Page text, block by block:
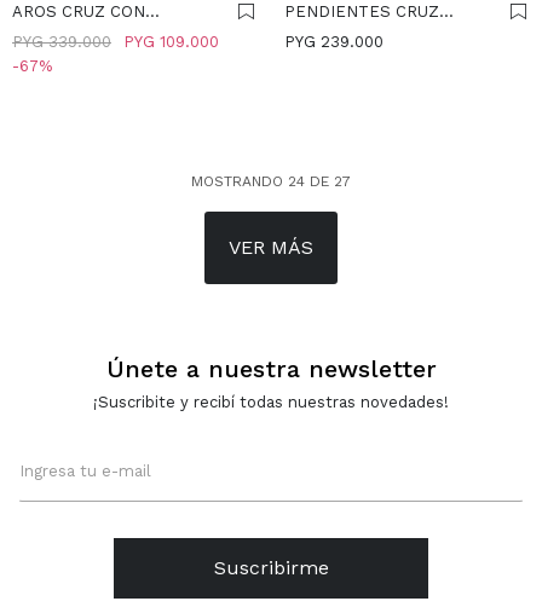
AROS CRUZ CON
CIRCONIAS - PLATA DE
LEY 925 - PLATEADO
PYG 109.000
PYG 339.000
67
PENDIENTES CRUZ
ASIMÉTRICOS - PLATA DE
PYG 239.000
MOSTRANDO 24 DE 27
VER MÁS
Únete a nuestra newsletter
¡Suscribite y recibí todas nuestras novedades!
Suscribirme